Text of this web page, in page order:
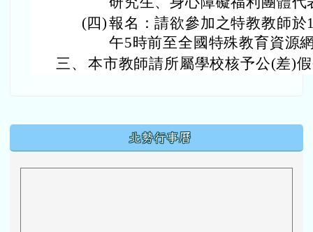
(四)報名：請欲參加之特教教師
午5時前至全國特殊教育資源
三、 本市教師請所屬學校核予公(差)
北勢行事曆